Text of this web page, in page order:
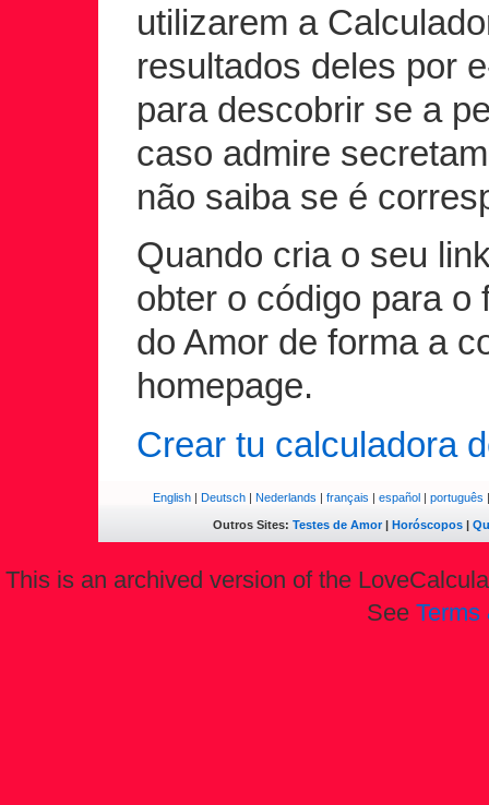
utilizarem a
resultados deles por
para descobrir se a
caso admire
não saiba se é
Quando cria o seu
obter o código para o
do Amor de forma a
homepage.
Crear tu calculadora
English Deutsch Nederlands français español português
Outros Sites: Testes de Amor| Horóscopos|
This is an archived version of the
See Terms